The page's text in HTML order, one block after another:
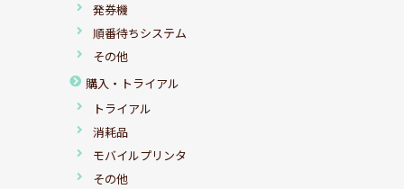
発券機
順番待ちシステム
その他
購入・トライアル
トライアル
消耗品
モバイルプリンタ
その他